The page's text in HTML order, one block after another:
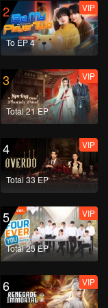
2
To EP 4
VIP
3
Total 21 EP
VIP
4
Total 33 EP
VIP
5
Total 25 EP
VIP
6 VIP